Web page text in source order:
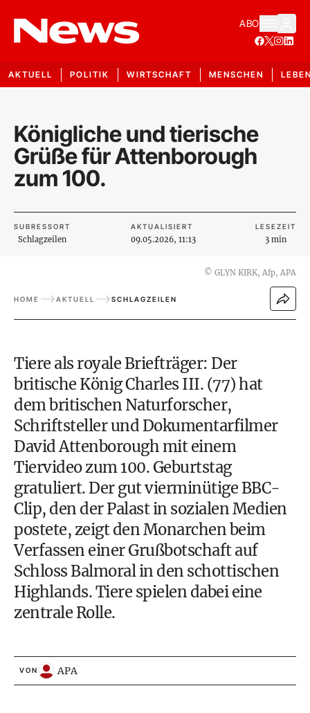
ABO
AKTUELL POLITIK WIRTSCHAFT MENSCHEN
Königliche und tierische
Grüße für Attenborough
zum 100.
SUBRESSORT
Schlagzeilen
AKTUALISIERT
09.05.2026, 11:13
LESEZEIT
3 min
© GLYN KIRK, Afp, APA
HOME AKTUELL SCHLAGZEILEN
Tiere als royale Briefträger: Der
britische König Charles III. (77) hat
dem britischen Naturforscher,
Schriftsteller und Dokumentarfilmer
David Attenborough mit einem
Tiervideo zum 100. Geburtstag
gratuliert. Der gut vierminütige BBC-
Clip, den der Palast in sozialen Medien
postete, zeigt den Monarchen beim
Verfassen einer Grußbotschaft auf
Schloss Balmoral in den schottischen
Highlands. Tiere spielen dabei eine
zentrale Rolle.
VON APA